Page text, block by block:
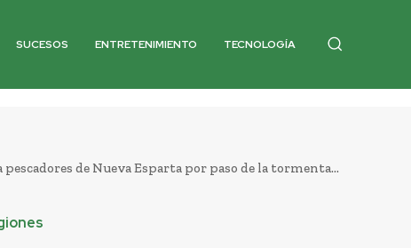
SUCESOS ENTRETENIMIENTO TECNOLOGÍA
de Nueva Esparta por paso de la tormenta...